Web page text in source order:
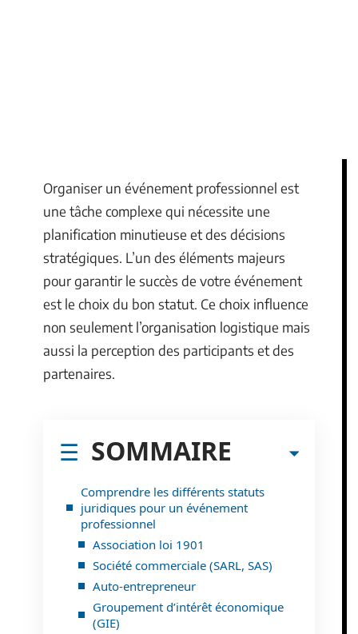
Organiser un événement professionnel est
une tâche complexe qui nécessite une
planification minutieuse et des décisions
stratégiques. L’un des éléments majeurs
pour garantir le succès de votre événement
est le choix du bon statut. Ce choix influence
non seulement l’organisation logistique mais
aussi la perception des participants et des
partenaires.
SOMMAIRE
Comprendre les différents statuts
juridiques pour un événement
professionnel
Association loi 1901
Société commerciale (SARL, SAS)
Auto-entrepreneur
Groupement d’intérêt économique
(GIE)